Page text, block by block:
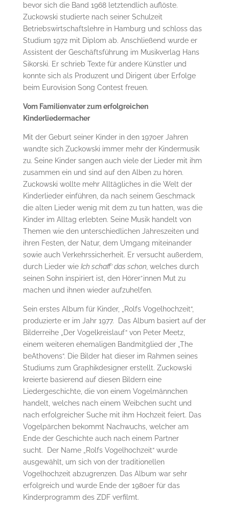
bevor sich die Band 1968 letztendlich auflöste.
Zuckowski studierte nach seiner Schulzeit
Betriebswirtschaftslehre in Hamburg und schloss das
Studium 1972 mit Diplom ab. Anschließend wurde er
Assistent der Geschäftsführung im Musikverlag Hans
Sikorski. Er schrieb Texte für andere Künstler und
konnte sich als Produzent und Dirigent über Erfolge
beim Eurovision Song Contest freuen.
Vom Familienvater zum erfolgreichen
Kinderliedermacher
Mit der Geburt seiner Kinder in den 1970er Jahren
wandte sich Zuckowski immer mehr der Kindermusik
zu. Seine Kinder sangen auch viele der Lieder mit ihm
zusammen ein und sind auf den Alben zu hören.
Zuckowski wollte mehr Alltägliches in die Welt der
Kinderlieder einführen, da nach seinem Geschmack
die alten Lieder wenig mit dem zu tun hatten, was die
Kinder im Alltag erlebten. Seine Musik handelt von
Themen wie den unterschiedlichen Jahreszeiten und
ihren Festen, der Natur, dem Umgang miteinander
sowie auch Verkehrssicherheit. Er versucht außerdem,
durch Lieder wie Ich schaff‘ das schon, welches durch
seinen Sohn inspiriert ist, den Hörer*innen Mut zu
machen und ihnen wieder aufzuhelfen.
Sein erstes Album für Kinder, „Rolfs Vogelhochzeit“,
produzierte er im Jahr 1977. Das Album basiert auf der
Bilderreihe „Der Vogelkreislauf“ von Peter Meetz,
einem weiteren ehemaligen Bandmitglied der „The
beAthovens“. Die Bilder hat dieser im Rahmen seines
Studiums zum Graphikdesigner erstellt. Zuckowski
kreierte basierend auf diesen Bildern eine
Liedergeschichte, die von einem Vogelmännchen
handelt, welches nach einem Weibchen sucht und
nach erfolgreicher Suche mit ihm Hochzeit feiert. Das
Vogelpärchen bekommt Nachwuchs, welcher am
Ende der Geschichte auch nach einem Partner
sucht. Der Name „Rolfs Vogelhochzeit“ wurde
ausgewählt, um sich von der traditionellen
Vogelhochzeit abzugrenzen. Das Album war sehr
erfolgreich und wurde Ende der 1980er für das
Kinderprogramm des ZDF verfilmt.